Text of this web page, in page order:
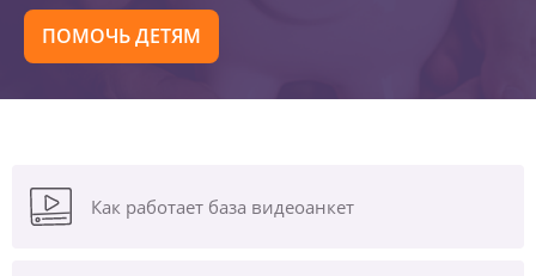
ПОМОЧЬ ДЕТЯМ
Как работает база видеоанкет